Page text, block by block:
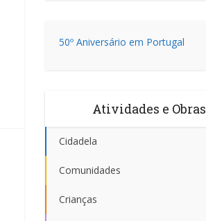
50º Aniversário em Portugal
Atividades e Obras
Cidadela
Comunidades
Crianças